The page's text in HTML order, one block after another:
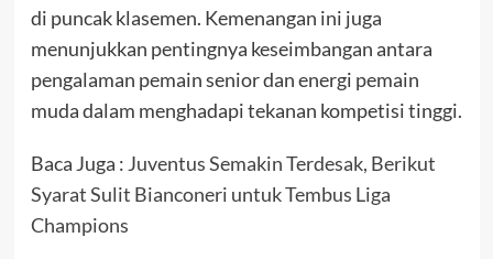
di puncak klasemen. Kemenangan ini juga
menunjukkan pentingnya keseimbangan antara
pengalaman pemain senior dan energi pemain
muda dalam menghadapi tekanan kompetisi tinggi.
Baca Juga : Juventus Semakin Terdesak, Berikut
Syarat Sulit Bianconeri untuk Tembus Liga
Champions